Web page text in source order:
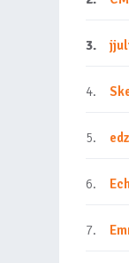
3.
4.
5.
6.
7.